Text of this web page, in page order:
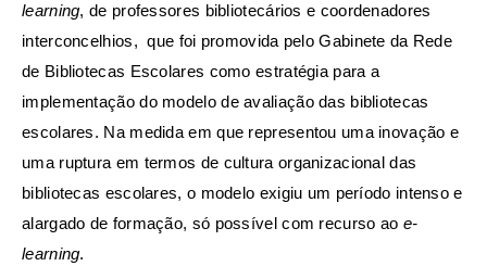
learning,de professores bibliotecários e coordenadores
interconcelhios, que foi promovida pelo Gabinete da Rede
de Bibliotecas Escolares como estratégia para a
implementação do modelo de avaliação das bibliotecas
escolares. Na medida em que representou uma inovação e
uma ruptura em termos de cultura organizacional das
bibliotecas escolares, o modelo exigiu um período intenso e
alargado de formação, só possível com recurso ao e-
learning.